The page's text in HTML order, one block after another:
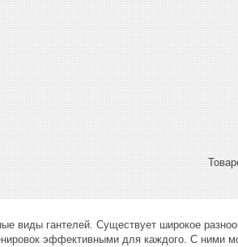
виды гантелей. Существует широкое
эффективными для каждого. С ними